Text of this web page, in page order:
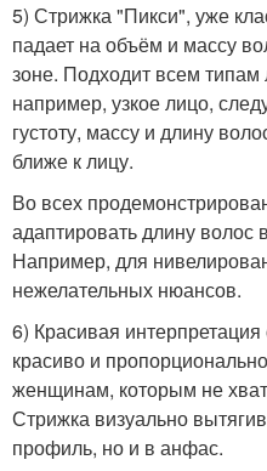
5) Стрижка "Пикси", уже
падает на объём и массу
зоне. Подходит всем
например, узкое лицо,
густоту, массу и длину
ближе к лицу.
Во всех
адаптировать длину волос
Например, для
нежелательных нюансов.
6) Красивая
красиво и
женщинам, которым не
Стрижка визуально
профиль, но и в анфас.